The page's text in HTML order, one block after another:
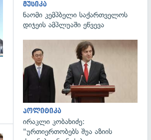
მუსიკა
ნაომი კემპბელი საქართველოს
დიჯეის ამპლუაში ეწვევა
პოლიტიკა
ირაკლი კობახიძე:
"ურთიერთობებს შუა აზიის